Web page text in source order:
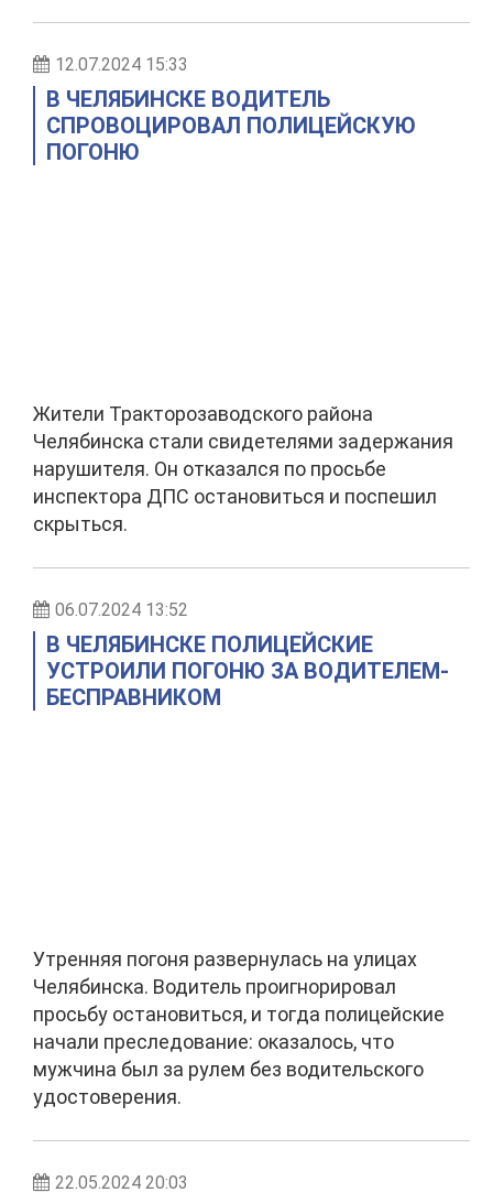
12.07.2024 15:33
В ЧЕЛЯБИНСКЕ ВОДИТЕЛЬ
СПРОВОЦИРОВАЛ ПОЛИЦЕЙСКУЮ
ПОГОНЮ
Жители Тракторозаводского района
Челябинска стали свидетелями задержания
нарушителя. Он отказался по просьбе
инспектора ДПС остановиться и поспешил
скрыться.
06.07.2024 13:52
В ЧЕЛЯБИНСКЕ ПОЛИЦЕЙСКИЕ
УСТРОИЛИ ПОГОНЮ ЗА ВОДИТЕЛЕМ-
БЕСПРАВНИКОМ
Утренняя погоня развернулась на улицах
Челябинска. Водитель проигнорировал
просьбу остановиться, и тогда полицейские
начали преследование: оказалось, что
мужчина был за рулем без водительского
удостоверения.
22.05.2024 20:03